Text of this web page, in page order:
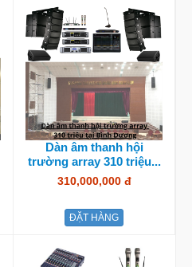
Dàn âm thanh hội
trường array 310 triệu...
310,000,000 đ
ĐẶT HÀNG